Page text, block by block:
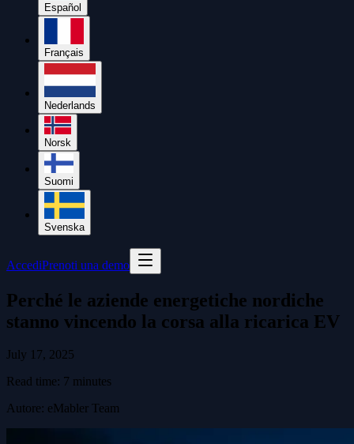
Español
Français
Nederlands
Norsk
Suomi
Svenska
AccediPrenoti una demo
Perché le aziende energetiche nordiche
stanno vincendo la corsa alla ricarica EV
July 17, 2025
Read time: 7 minutes
Autore: eMabler Team